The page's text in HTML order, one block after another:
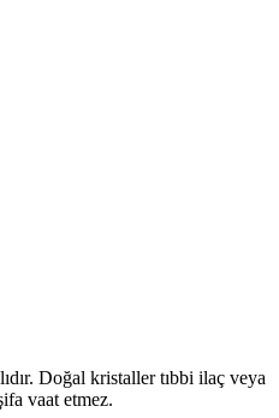
Doğal kristaller tıbbi ilaç veya
vaat etmez.